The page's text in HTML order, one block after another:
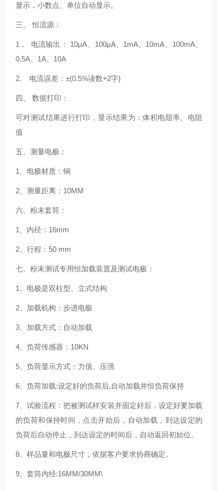
显示，小数点、单位自动显示。
三、 恒流源：
1． 电流输出： 10μA、100μA、1mA、10mA、100mA、
0.5A、1A、10A
2. 电流误差：±(0.5%读数+2字)
四、 数据打印：
可对测试结果进行打印，显示结果为：体积电阻率、电阻
值
五、测量电极：
1、电极材质：铜
2、测量距离：10MM
六、粉末套筒：
1、内径：16mm
2、行程：50 mm
七、粉末测试专用恒加载装置及测试电极：
1、电极是双柱型、立式结构
2、加载机构：步进电极
3、加载方式：自动加载
4、负荷传感器：10KN
5、负荷显示方式：力值、压强
6、负荷加载:设定好的负荷后,自动加载并恒负荷保持
7、试验流程：把被测试样安装并固定好后，设定好要加载
的负荷和保持时间，点击开始后，自动加载，到达设定的
负荷后自动停止，到达设定的时间后，自动返回初始位。
8、样品量和电极尺寸，依据客户要求协商确定。
9、套筒内经:16MM/30MM\